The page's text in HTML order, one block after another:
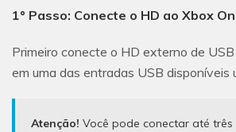
1º Passo: Conecte o HD ao Xbox
Primeiro conecte o HD externo de
em uma das entradas USB disponíveis
Atenção! Você pode conectar até três